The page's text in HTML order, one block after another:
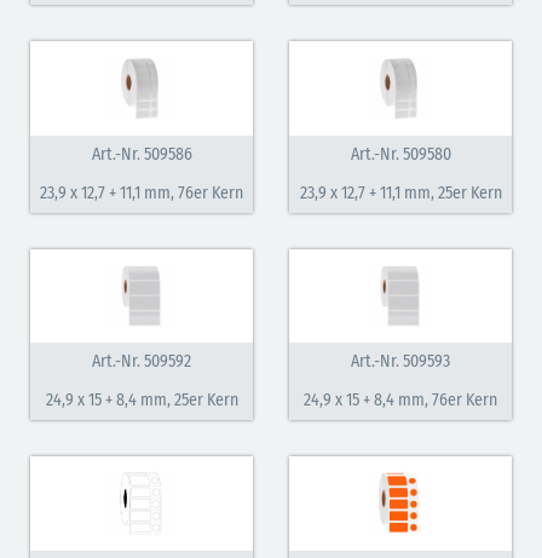
Art.-Nr. 509586
23,9 x 12,7 + 11,1 mm, 76er Kern
Art.-Nr. 509580
23,9 x 12,7 + 11,1 mm, 25er Kern
Art.-Nr. 509592
24,9 x 15 + 8,4 mm, 25er Kern
Art.-Nr. 509593
24,9 x 15 + 8,4 mm, 76er Kern